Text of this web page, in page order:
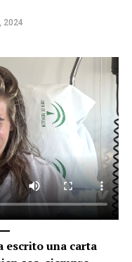
2024
escrito una carta